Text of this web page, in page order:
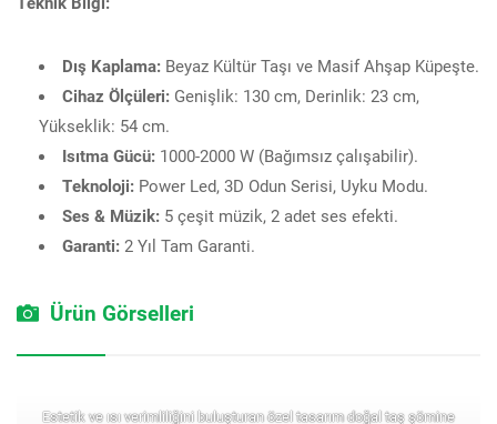
Dış Kaplama: Beyaz Kültür Taşı ve Masif Ahşap Küpeşte.
Cihaz Ölçüleri: Genişlik: 130 cm, Derinlik: 23 cm,
Yükseklik: 54 cm.
Isıtma Gücü: 1000-2000 W (Bağımsız çalışabilir).
Teknoloji: Power Led, 3D Odun Serisi, Uyku Modu.
Ses & Müzik: 5 çeşit müzik, 2 adet ses efekti.
Garanti: 2 Yıl Tam Garanti.
Ürün Görselleri
Estetik ve ısı verimliliğini buluşturan özel tasarım doğal taş şömine